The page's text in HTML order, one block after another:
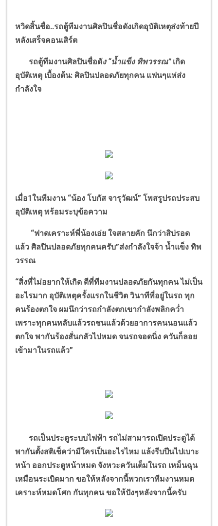
หวิดสิ้นชื่อ..รถตู้ทีมงานศิลปินชื่อดังเกิดอุบัติเหตุส่งท้ายปี
หลังเสร็จคอนเสิร์ต
รถตู้ทีมงานศิลปินชื่อดัง “น้ำแข็ง ทิพวรรณ” เกิด
อุบัติเหตุ เบื้องต้น: ศิลปินปลอดภัยทุกคน แฟนๆแห่ส่ง
กำลังใจ
เมื่อ1ในทีมงาน “น้อง โบกัส จารุวัฒน์” โพสรูปรถประสบ
อุบัติเหตุ พร้อมระบุข้อความ
“ฟาดเคราะห์พี่น้องเอ่ย ใจสลายคัก นึกว่าสิบ่รอด
แล้ว ศิลปินปลอดภัยทุกคนครับ”ส่งกำลังใจจ้า น้ำแข็ง ทิพ
วรรณ
“สิ่งที่ไม่อยากให้เกิด ดีที่ทีมงานปลอดภัยกันทุกคน ไม่เป็น
อะไรมาก อุบัติเหตุครั้งแรกในชีวิต วินาทีที่อยู่ในรถ ทุก
คนร้องตกใจ ผมนึกว่ารถกำลังตกเขากำลังพลิกคว่ำ
เพราะทุกคนหลับแล้วรถชนแล้วด้วยอาการคนนอนแล้ว
ตกใจ พากันร้องสั่นกลัวไปหมด จนรถจอดนิ่ง ควันก็ลอย
เข้ามาในรถแล้ว”
รถเป็นประตูระบบไฟฟ้า รถไม่สามารถเปิดประตูได้
พากันตั้งสติเช็คว่ามีใครเป็นอะไรไหม แล้งรีบปีนไปเบาะ
หน้า ออกประตูหน้าหมด จังหวะควันเต็มในรถ เหม็นฉุน
เหมือนระเบิดมาก ขอให้หลังจากนี้พวกเราทีมงานหมด
เคราะห์หมดโศก กันทุกคน ขอให้ปังๆหลังจากนี้ครับ